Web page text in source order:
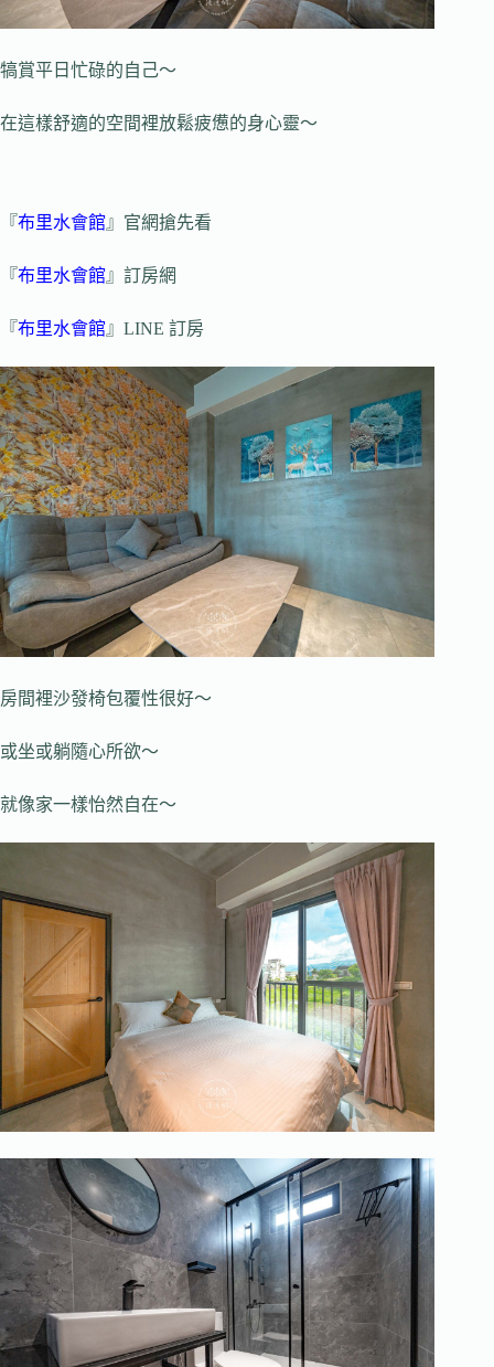
犒賞平日忙碌的自己～
在這樣舒適的空間裡放鬆疲憊的身心靈～
『布里水會館』官網搶先看
『布里水會館』訂房網
『布里水會館』LINE 訂房
房間裡沙發椅包覆性很好～
或坐或躺隨心所欲～
就像家一樣怡然自在～